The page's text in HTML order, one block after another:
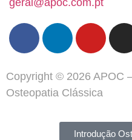
Copyright © 2026 APOC
Osteopatia Clássica
Introdução